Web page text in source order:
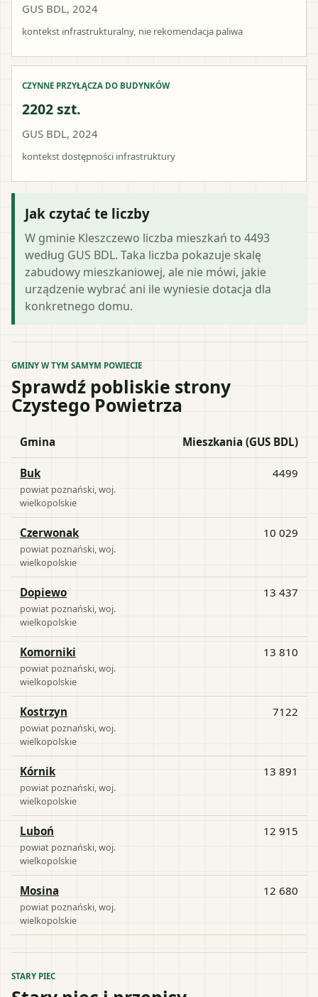
GUS BDL, 2024
kontekst infrastrukturalny, nie rekomendacja paliwa
CZYNNE PRZYŁĄCZA DO BUDYNKÓW
2202 szt.
GUS BDL, 2024
kontekst dostępności infrastruktury
Jak czytać te liczby
W gminie Kleszczewo liczba mieszkań to 4493
według GUS BDL. Taka liczba pokazuje skalę
zabudowy mieszkaniowej, ale nie mówi, jakie
urządzenie wybrać ani ile wyniesie dotacja dla
konkretnego domu.
GMINY W TYM SAMYM POWIECIE
Sprawdź pobliskie strony
Czystego Powietrza
Gmina Mieszkania (GUS BDL)
Buk
powiat poznański , woj.
wielkopolskie
4499
Czerwonak
powiat poznański , woj.
wielkopolskie
10 029
Dopiewo
powiat poznański , woj.
wielkopolskie
13 437
Komorniki
powiat poznański , woj.
wielkopolskie
13 810
Kostrzyn
powiat poznański , woj.
wielkopolskie
7122
Kórnik
powiat poznański , woj.
wielkopolskie
13 891
Luboń
powiat poznański , woj.
wielkopolskie
12 915
Mosina
powiat poznański , woj.
wielkopolskie
12 680
STARY PIEC